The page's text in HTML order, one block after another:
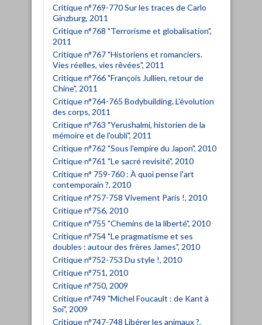
Critique n°769-770 Sur les traces de Carlo
Ginzburg, 2011
Critique n°768 "Terrorisme et globalisation",
2011
Critique n°767 "Historiens et romanciers.
Vies réelles, vies rêvées", 2011
Critique n°766 "François Jullien, retour de
Chine", 2011
Critique n°764-765 Bodybuilding. L'évolution
des corps, 2011
Critique n°763 "Yerushalmi, historien de la
mémoire et de l'oubli", 2011
Critique n°762 "Sous l'empire du Japon", 2010
Critique n°761 "Le sacré revisité", 2010
Critique n° 759-760 : À quoi pense l'art
contemporain ?, 2010
Critique n°757-758 Vivement Paris !, 2010
Critique n°756, 2010
Critique n°755 "Chemins de la liberté", 2010
Critique n°754 "Le pragmatisme et ses
doubles : autour des frères James", 2010
Critique n°752-753 Du style !, 2010
Critique n°751, 2010
Critique n°750, 2009
Critique n°749 "Michel Foucault : de Kant à
Soi", 2009
Critique n°747-748 Libérer les animaux ?,